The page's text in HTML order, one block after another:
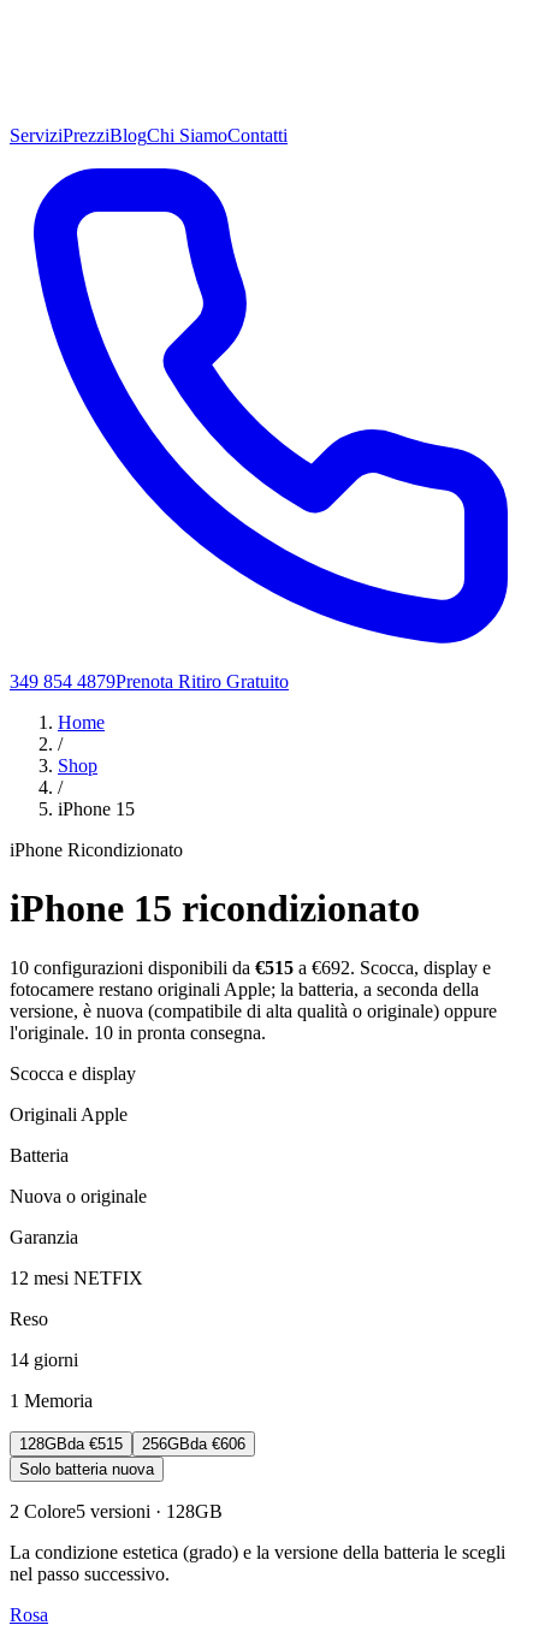
ServiziPrezziBlogChi SiamoContatti
349 854 4879Prenota Ritiro Gratuito
Home
/
Shop
/
iPhone 15
iPhone Ricondizionato
iPhone 15 ricondizionato
10 configurazioni disponibili da €515 a €692. Scocca, display e
fotocamere restano originali Apple; la batteria, a seconda della
versione, è nuova (compatibile di alta qualità o originale) oppure
l'originale. 10 in pronta consegna.
Scocca e display
Originali Apple
Batteria
Nuova o originale
Garanzia
12 mesi NETFIX
Reso
14 giorni
1 Memoria
128GBda €515 256GBda €606
Solo batteria nuova
2 Colore5 versioni · 128GB
La condizione estetica (grado) e la versione della batteria le scegli
nel passo successivo.
Rosa